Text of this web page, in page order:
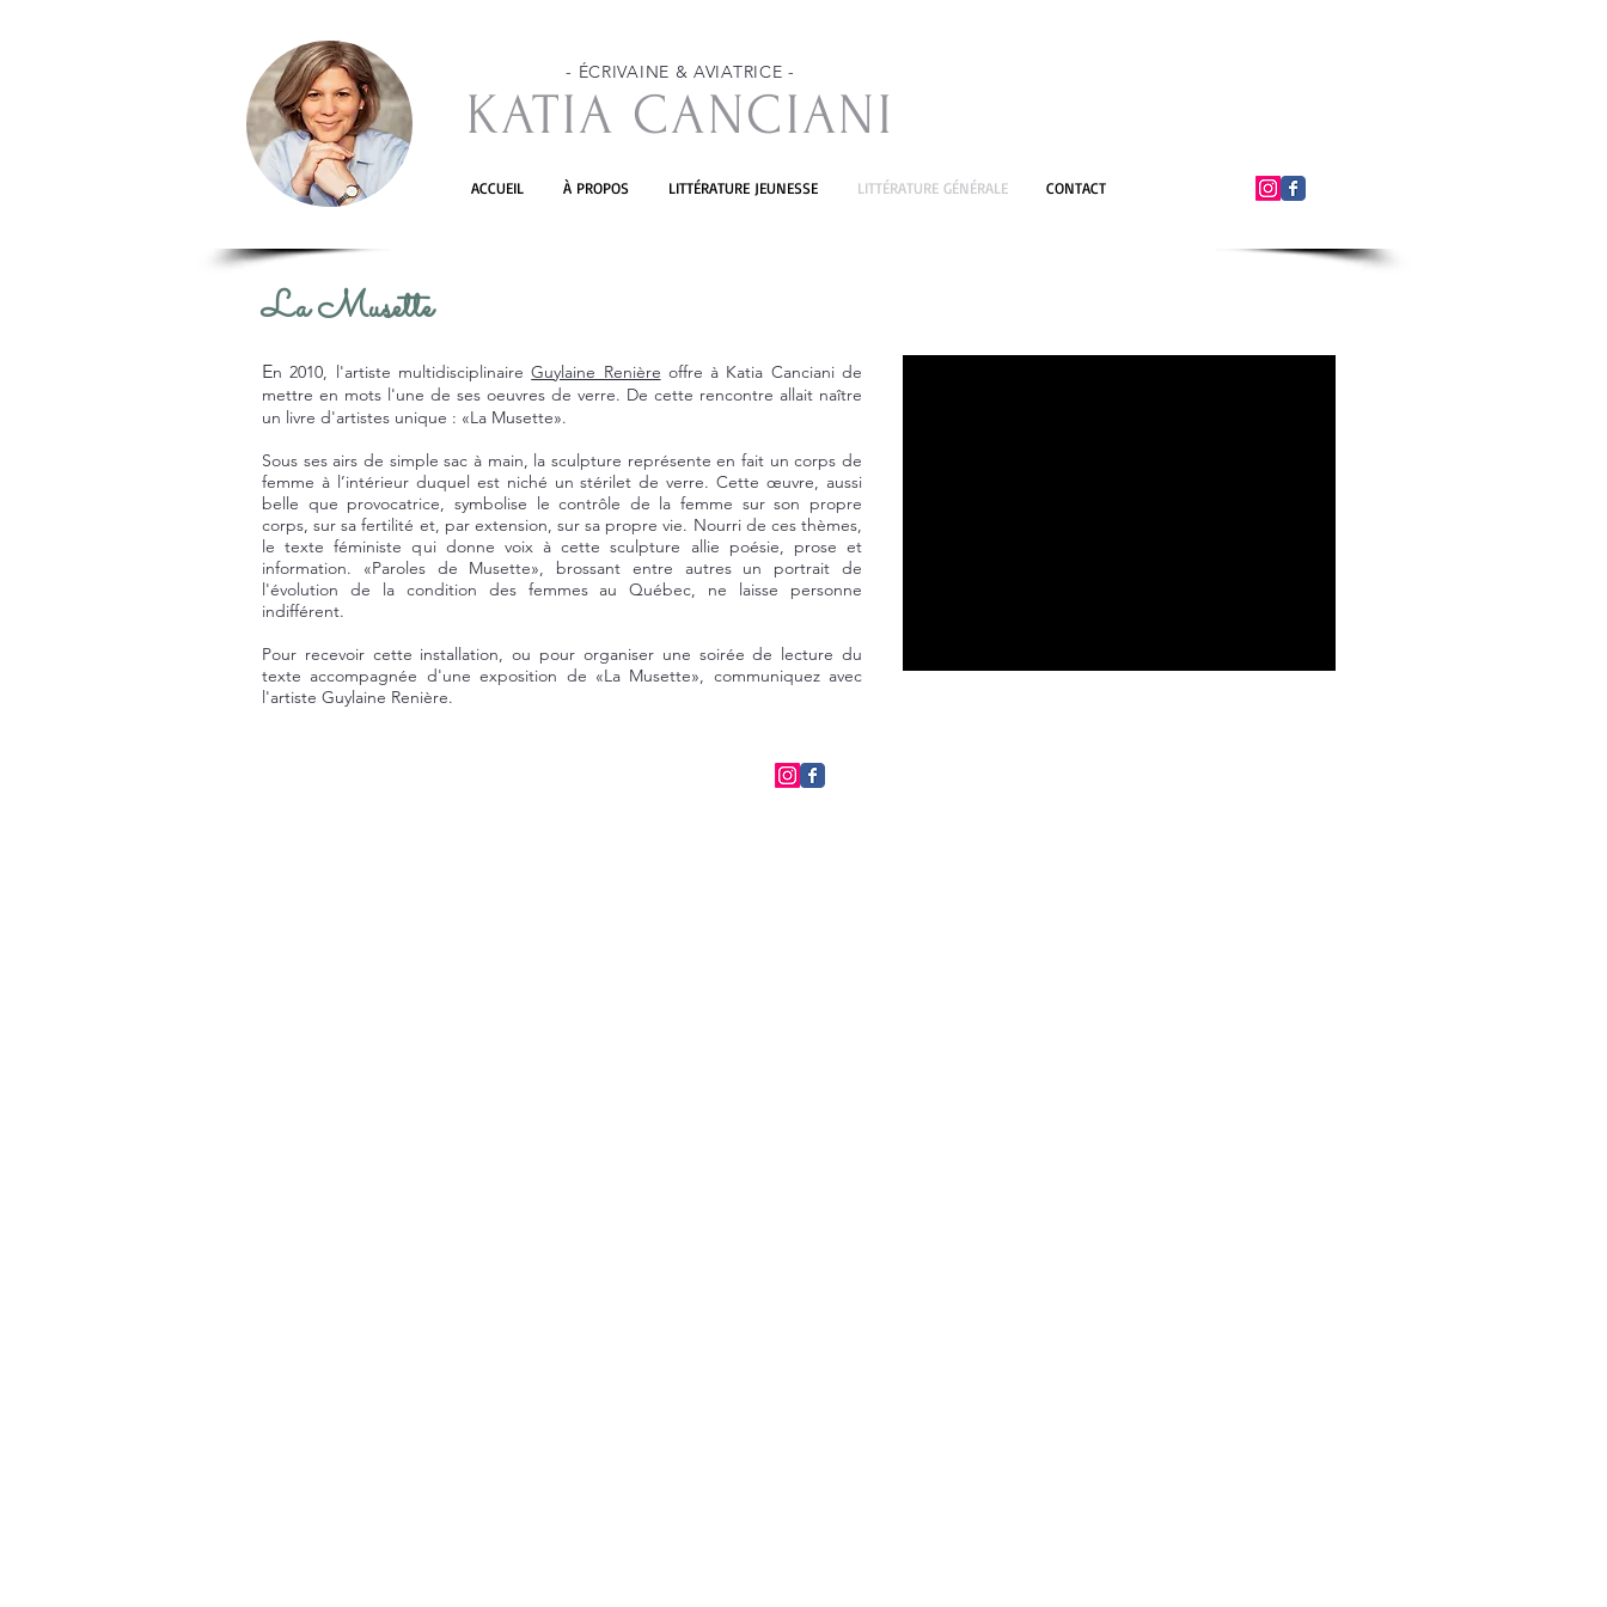
- ÉCRIVAINE & AVIATRICE -
KATIA CANCIANI
ACCUEIL À PROPOS LITTÉRATURE JEUNESSE LITTÉRATURE GÉNÉRALE CONTACT
La Musette
En 2010, l'artiste multidisciplinaireGuylaine Renière offre à Katia Canciani de
mettre en mots l'une de ses oeuvres de verre. De cette rencontre allait naître
un livre d'artistes unique : «La Musette».
Sous ses airs de simple sac à main, la sculpture représente en fait un corps de
femme à l’intérieur duquel est niché un stérilet de verre. Cette œuvre, aussi
belle que provocatrice, symbolise le contrôle de la femme sur son propre
corps, sur sa fertilité et, par extension, sur sa propre vie. Nourri de ces thèmes,
le texte féministe qui donne voix à cette sculpture allie poésie, prose et
information. «Paroles de Musette», brossant entre autres un portrait de
l'évolution de la condition des femmes au Québec, ne laisse personne
indifférent.
Pour recevoir cette installation, ou pour organiser une soirée de lecture du
texte accompagnée d'une exposition de «La Musette», communiquez avec
l'artiste Guylaine Renière.